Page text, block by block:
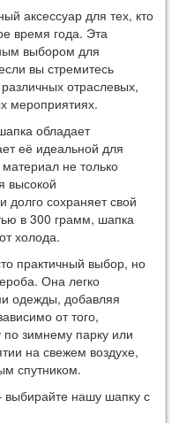
аксессуар для тех, кто
время года. Эта
выбором для
вы стремитесь
отраслевых,
мероприятиях.
обладает
её идеальной для
не только
высокой
долго сохраняет свой
в 300 грамм, шапка
холода.
практичный выбор, но
Она легко
одежды, добавляя
от того,
по зимнему парку или
на свежем воздухе,
спутником.
выбирайте нашу шапку с